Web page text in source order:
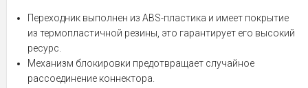
Переходник выполнен из ABS-пластика и имеет покрытие
из термопластичной резины, это гарантирует его высокий
ресурс.
Механизм блокировки предотвращает случайное
рассоединение коннектора.